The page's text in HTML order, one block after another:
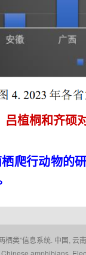
吕植桐和齐硕
爬行动物的
栖类”信息系统. 中国,